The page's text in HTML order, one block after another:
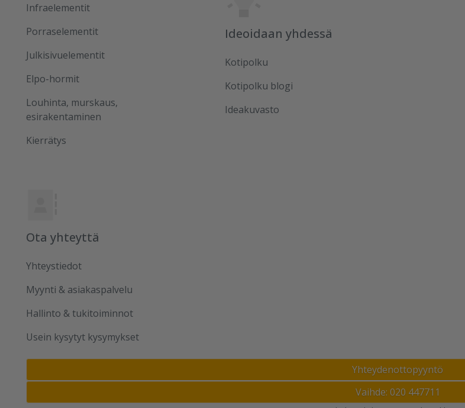
Infraelementit
Porraselementit
Julkisivuelementit
Elpo-hormit
Louhinta, murskaus,
esirakentaminen
Kierrätys
Ideoidaan yhdessä
Kotipolku
Kotipolku blogi
Ideakuvasto
Ota yhteyttä
Yhteystiedot
Myynti & asiakaspalvelu
Hallinto & tukitoiminnot
Usein kysytyt kysymykset
Yhteydenottopyyntö
Vaihde: 020 447711